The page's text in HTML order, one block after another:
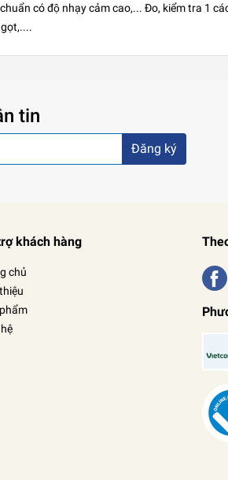
có độ nhạy cảm cao,... Đo, kiểm tra 1
tin
Đăng ký
khách hàng
chủ